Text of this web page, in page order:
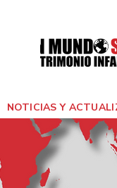
NOTICIAS Y